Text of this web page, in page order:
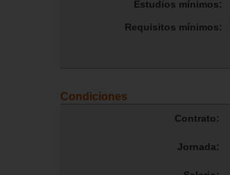
Estudios mínimos:
Requisitos mínimos:
Condiciones
Contrato:
Jornada: